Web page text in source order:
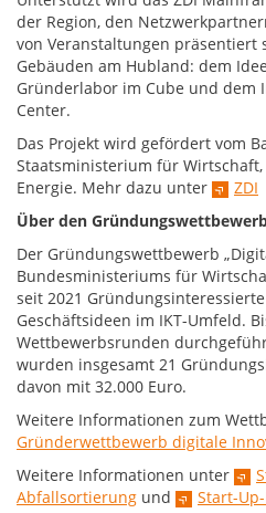
der Region, den
von Veranstaltungen präsentiert
Gebäuden am Hubland: dem
Gründerlabor im Cube und dem
Center.
Das Projekt wird gefördert vom
Staatsministerium für
Energie. Mehr dazu unter
ZDI
Über den
Der Gründungswettbewerb
Bundesministeriums für
seit 2021
Geschäftsideen im IKT-Umfeld.
Wettbewerbsrunden
wurden insgesamt 21
davon mit 32.000 Euro.
Weitere Informationen zum
Gründerwettbewerb digitale
Weitere Informationen unter
Abfallsortierung und
Start-